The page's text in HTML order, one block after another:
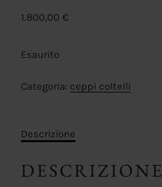
1.800,00 €
Esaurito
Categoria: ceppi coltelli
Descrizione
DESCRIZIONE